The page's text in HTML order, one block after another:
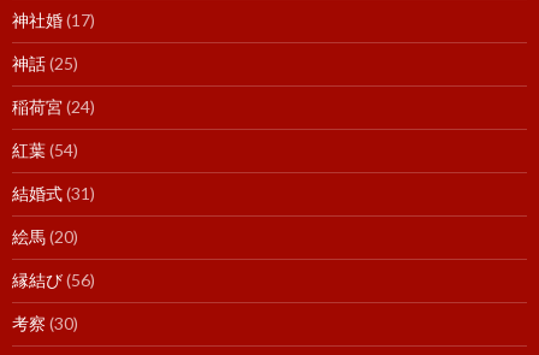
神社婚(17)
神話(25)
稲荷宮(24)
紅葉(54)
結婚式(31)
絵馬(20)
縁結び(56)
考察 (30)